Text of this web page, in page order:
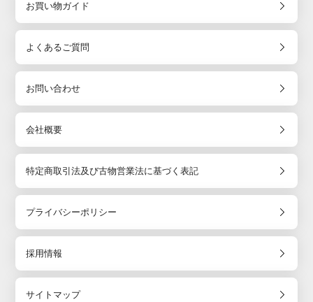
お買い物ガイド
よくあるご質問
お問い合わせ
会社概要
特定商取引法及び古物営業法に基づく表記
プライバシーポリシー
採用情報
サイトマップ